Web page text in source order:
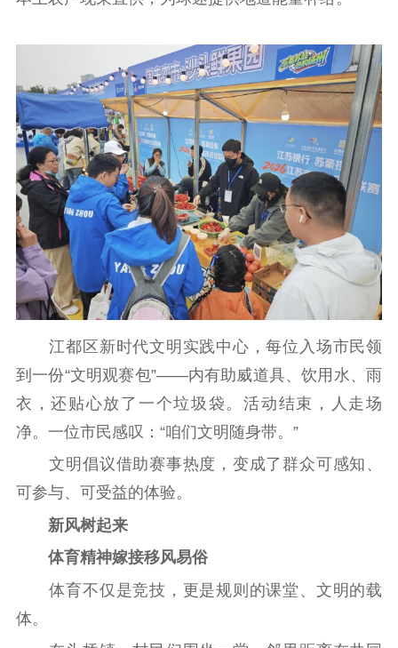
江都区新时代文明实践中心，每位入场市民领
到一份“文明观赛包”——内有助威道具、饮用水、雨
衣，还贴心放了一个垃圾袋。活动结束，人走场
净。一位市民感叹：“咱们文明随身带。”
文明倡议借助赛事热度，变成了群众可感知、
可参与、可受益的体验。
新风树起来
体育精神嫁接移风易俗
体育不仅是竞技，更是规则的课堂、文明的载
体。